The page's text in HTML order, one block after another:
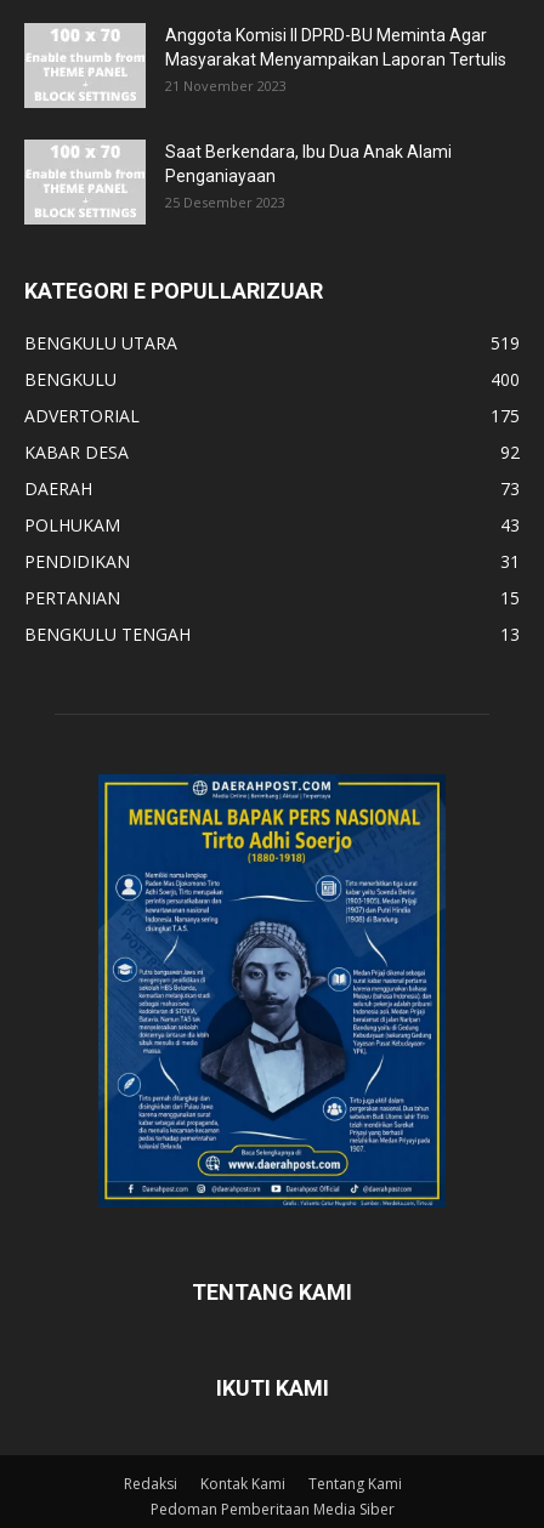
Anggota Komisi II DPRD-BU Meminta Agar
Masyarakat Menyampaikan Laporan Tertulis
21 November 2023
Saat Berkendara, Ibu Dua Anak Alami
Penganiayaan
25 Desember 2023
KATEGORI E POPULLARIZUAR
BENGKULU UTARA
519
BENGKULU
400
ADVERTORIAL
175
KABAR DESA
92
DAERAH
73
POLHUKAM
43
PENDIDIKAN
31
PERTANIAN
15
BENGKULU TENGAH
13
TENTANG KAMI
IKUTI KAMI
Redaksi Kontak Kami
Tentang Kami
Pedoman Pemberitaan Media Siber